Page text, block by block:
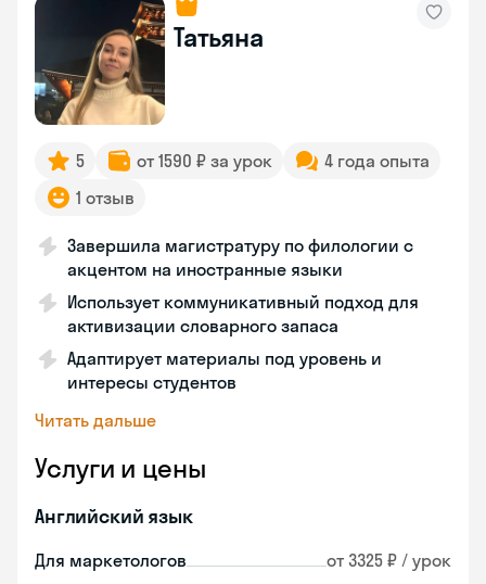
Татьяна
5 от 1590 ₽ за урок
4 года опыта
1 отзыв
Завершила магистратуру по филологии с
акцентом на иностранные языки
Использует коммуникативный подход для
активизации словарного запаса
Адаптирует материалы под уровень и
интересы студентов
Читать дальше
Услуги и цены
Английский язык
Для маркетологов от 3325 ₽ / урок